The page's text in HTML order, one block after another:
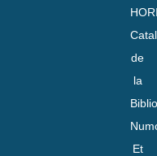
de
la
Et